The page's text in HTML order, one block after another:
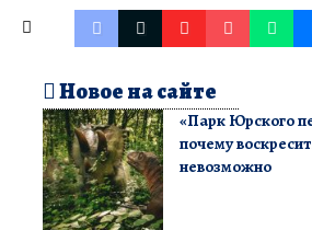
Новое на сайте
«Парк Юрского
почему
невозможно